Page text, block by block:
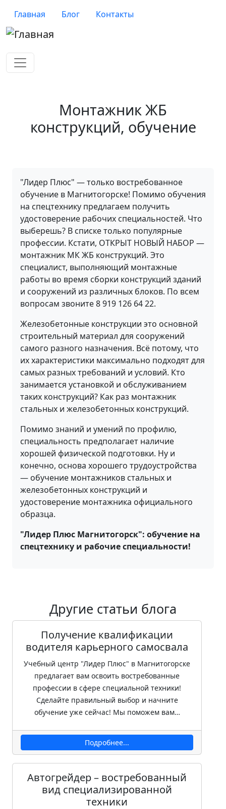
Верхнее меню
Главная Блог Контакты
Монтажник ЖБ
конструкций, обучение
"Лидер Плюс" — только востребованное
обучение в Магнитогорске! Помимо обучения
на спецтехнику предлагаем получить
удостоверение рабочих специальностей. Что
выберешь? В списке только популярные
профессии. Кстати, ОТКРЫТ НОВЫЙ НАБОР —
монтажник МК ЖБ конструкций. Это
специалист, выполняющий монтажные
работы во время сборки конструкций зданий
и сооружений из различных блоков. По всем
вопросам звоните 8 919 126 64 22.
Железобетонные конструкции это основной
строительный материал для сооружений
самого разного назначения. Всё потому, что
их характеристики максимально подходят для
самых разных требований и условий. Кто
занимается установкой и обслуживанием
таких конструкций? Как раз монтажник
стальных и железобетонных конструкций.
Помимо знаний и умений по профилю,
специальность предполагает наличие
хорошей физической подготовки. Ну и
конечно, основа хорошего трудоустройства
— обучение монтажников стальных и
железобетонных конструкций и
удостоверение монтажника официального
образца.
"Лидер Плюс Магнитогорск": обучение на
спецтехнику и рабочие специальности!
Другие статьи блога
Получение квалификации
водителя карьерного самосвала
Учебный центр "Лидер Плюс" в Магнитогорске
предлагает вам освоить востребованные
профессии в сфере специальной техники!
Сделайте правильный выбор и начните
обучение уже сейчас! Мы поможем вам…
Подробнее...
Автогрейдер – востребованный
вид специализированной
техники